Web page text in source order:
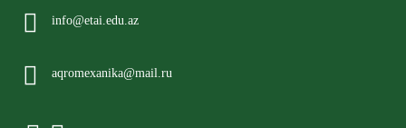
info@etai.edu.az
aqromexanika@mail.ru